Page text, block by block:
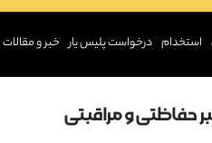
استخدام درخواست پلیس یار خبر و مقالات
حفاظتی و مراقبتی